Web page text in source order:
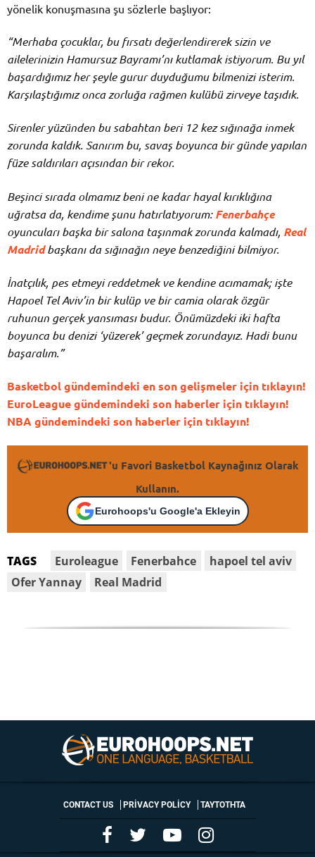
yönelik konuşmasına şu sözlerle başlıyor:
“Merhaba çocuklar, bu fırsatı değerlendirerek sizin ve
ailelerinizin Hamursuz Bayramı’nı kutlamak istiyorum. Bu yıl
başardığımız her şeyle gurur duyduğumu bilmenizi isterim.
Karşılaştığımız onca zorluğa rağmen kulübü zirveye taşıdık.
Sirenler yüzünden bu sabahtan beri 12 kez sığınağa inmek
zorunda kaldık. Sanırım bu, savaş boyunca bir günde yapılan
füze saldırıları açısından bir rekor.
Beşinci sırada olmamız beni ne kadar hayal kırıklığına
uğratsa da, kendime şunu hatırlatıyorum:Fenerbahçe
oyuncuları başka bir salona taşınmak zorunda kalmadı, Real
Madridbaşkanı da sığınağın neye benzediğini bilmiyor.
İnatçılık, pes etmeyi reddetmek ve kendine acımamak; işte
Hapoel Tel Aviv’in bir kulüp ve bir camia olarak özgür
ruhunun gerçek yansıması budur. Önümüzdeki iki hafta
boyunca bu denizi ‘yüzerek’ geçmek zorundayız. Hadi bunu
başaralım.”
Basketbol gündemindeki en son gelişmeler için tıklayın!
EuroLeague gündemindeki son haberler için tıklayın!
NBA gündemindeki son haberler için tıklayın!
'u Favori Basketbol Kaynağınız Olarak
Kullanın.
Eurohoops'u Google'a Ekleyin
TAGS Euroleague Fenerbahce
hapoel tel aviv
Ofer Yannay
Real Madrid
CONTACT US PRIVACY POLICY ΤΑΥΤΟΤΗΤΑ